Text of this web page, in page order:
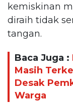
kemiskinan
diraih tidak
tangan.
Baca Juga :
Masih
Desak
Warga